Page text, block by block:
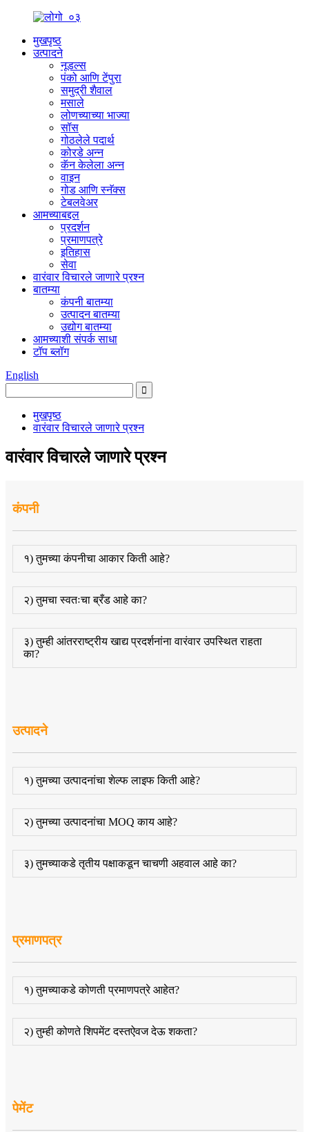
मुखपृष्ठ
उत्पादने
नूडल्स
पंको आणि टेंपुरा
समुद्री शैवाल
मसाले
लोणच्याच्या भाज्या
सॉस
गोठलेले पदार्थ
कोरडे अन्न
कॅन केलेला अन्न
वाइन
गोड आणि स्नॅक्स
टेबलवेअर
आमच्याबद्दल
प्रदर्शन
प्रमाणपत्रे
इतिहास
सेवा
वारंवार विचारले जाणारे प्रश्न
बातम्या
कंपनी बातम्या
उत्पादन बातम्या
उद्योग बातम्या
आमच्याशी संपर्क साधा
टॉप ब्लॉग
English
मुखपृष्ठ
वारंवार विचारले जाणारे प्रश्न
वारंवार विचारले जाणारे प्रश्न
कंपनी
१) तुमच्या कंपनीचा आकार किती आहे?
२) तुमचा स्वतःचा ब्रँड आहे का?
३) तुम्ही आंतरराष्ट्रीय खाद्य प्रदर्शनांना वारंवार उपस्थित राहता
का?
उत्पादने
१) तुमच्या उत्पादनांचा शेल्फ लाइफ किती आहे?
२) तुमच्या उत्पादनांचा MOQ काय आहे?
३) तुमच्याकडे तृतीय पक्षाकडून चाचणी अहवाल आहे का?
प्रमाणपत्र
१) तुमच्याकडे कोणती प्रमाणपत्रे आहेत?
२) तुम्ही कोणते शिपमेंट दस्तऐवज देऊ शकता?
पेमेंट